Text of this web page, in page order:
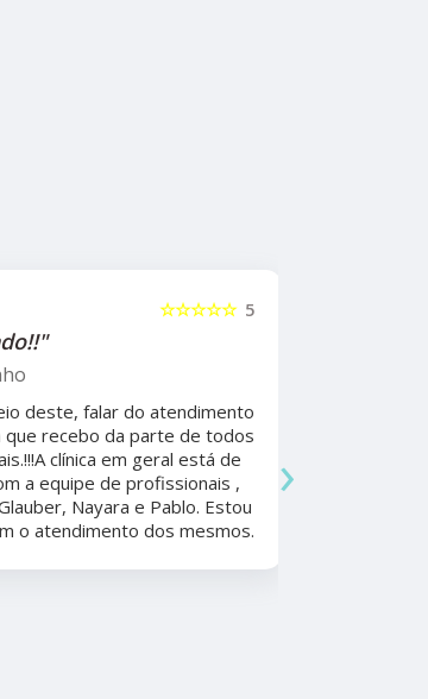
5
☆☆☆☆☆
deste, falar do atendimento
que recebo da parte de todos
clínica em geral está de
a equipe de profissionais ,
Nayara e Pablo. Estou
o atendimento dos mesmos.
›